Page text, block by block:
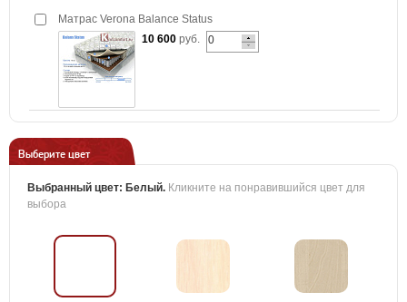
Матрас Verona Balance Status
10 600 руб.
Выберите цвет
Выбранный цвет: Белый. Кликните на понравившийся цвет для
выбора